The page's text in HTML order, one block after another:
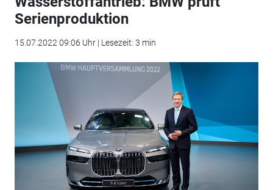
Serienproduktion
15.07.2022 09:06 Uhr | Lesezeit: 3 min